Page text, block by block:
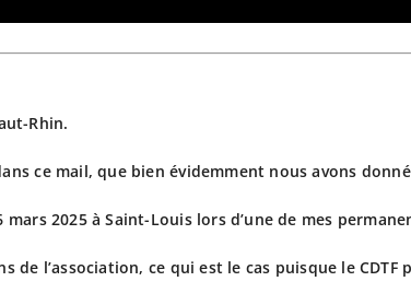
Rhin.
ce mail, que bien évidemment nous avons
2025 à Saint-Louis lors d’une de mes
l’association, ce qui est le cas puisque le